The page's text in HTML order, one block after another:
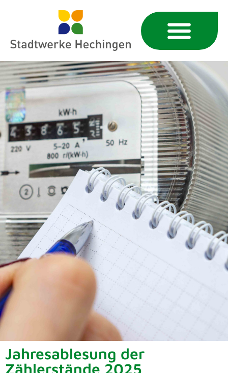
Jahresablesung der
Zählerstände 2025